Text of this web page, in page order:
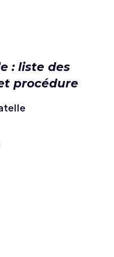
: liste des
procédure